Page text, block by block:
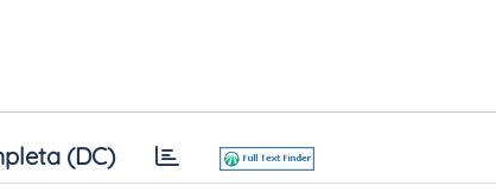
(DC)